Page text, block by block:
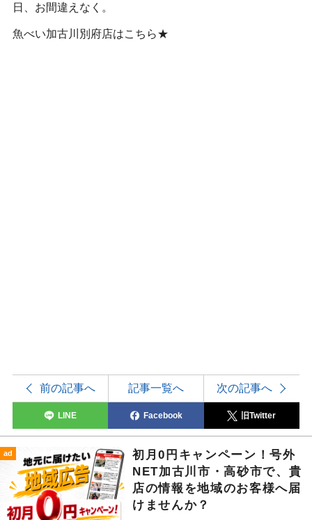
日、お間違えなく。
魚べい加古川別府店はこちら★
前の記事へ 記事一覧へ 次の記事へ
LINE Facebook 旧Twitter
ad
初月0円キャンペーン！号外
NET加古川市・高砂市で、貴
店の情報を地域のお客様へ届
けませんか？